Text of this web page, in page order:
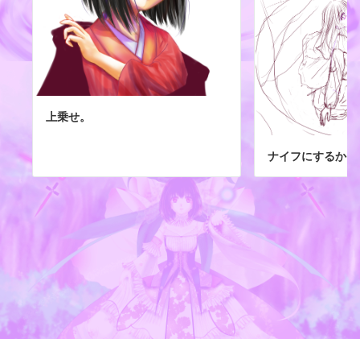
上乗せ。
ナイフにするか